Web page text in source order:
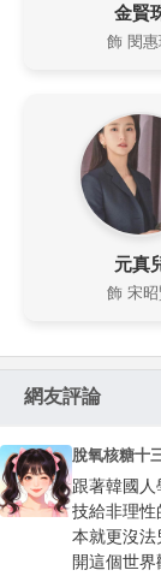
金賢
飾 閔
元真
飾 宋昭
網友評論
脫氧核糖十
跟著韓國
技給非理性
本就更沒法
開這個世